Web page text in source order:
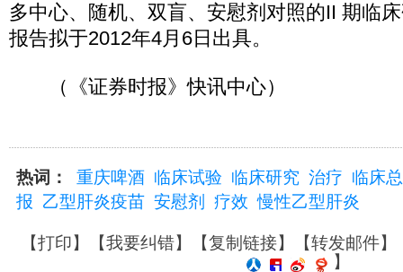
多中心、随机、双盲、安慰剂对照的II 期临
报告拟于2012年4月6日出具。
（《证券时报》快讯中心）
热词： 重庆啤酒 临床试验 临床研究 治疗 临床
报 乙型肝炎疫苗 安慰剂 疗效 慢性乙型肝炎
【打印】【我要纠错】【复制链接】【转发邮件】
】